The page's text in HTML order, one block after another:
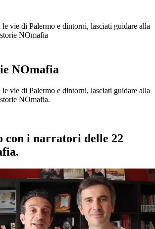
vie di Palermo e dintorni, lasciati guidare alla
NOmafia
NOmafia
vie di Palermo e dintorni, lasciati guidare alla
NOmafia.
con i narratori delle 22